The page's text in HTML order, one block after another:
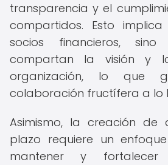
transparencia y el
compartidos. Esto
socios financieros,
compartan la visión y
organización, lo que
colaboración fructífera a lo
Asimismo, la creación de
plazo requiere un
mantener y fortalecer